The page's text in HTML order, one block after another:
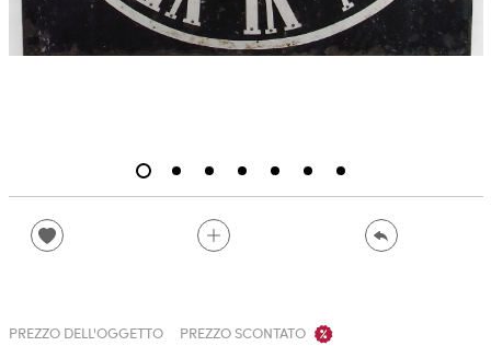
PREZZO DELL'OGGETTO PREZZO SCONTATO